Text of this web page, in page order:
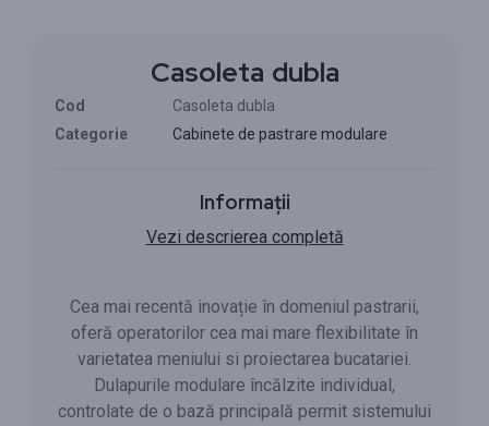
Casoleta dubla
Cod
Casoleta dubla
Categorie
Cabinete de pastrare modulare
Informații
Vezi descrierea completă
Cea mai recentă inovație în domeniul pastrarii,
oferă operatorilor cea mai mare flexibilitate în
varietatea meniului si proiectarea bucatariei.
Dulapurile modulare încălzite individual,
controlate de o bază principală permit sistemului